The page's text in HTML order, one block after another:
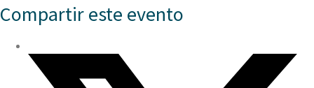
Compartir este evento